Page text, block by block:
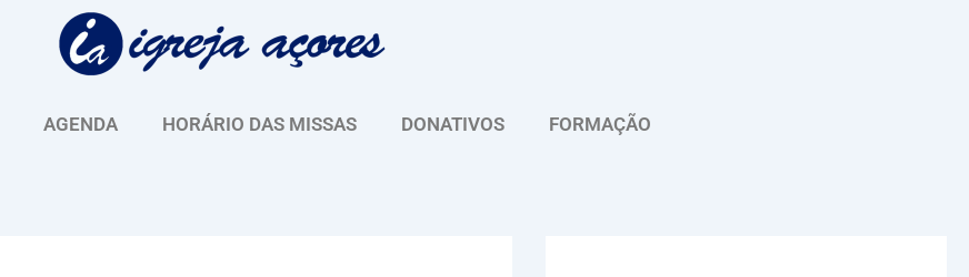
AGENDA HORÁRIO DAS MISSAS DONATIVOS FORMAÇÃO
u